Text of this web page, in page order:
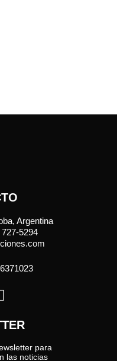
Argentina
5294
para
las noticias